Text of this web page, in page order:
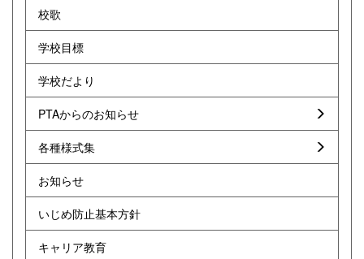
校歌
学校目標
学校だより
PTAからのお知らせ
各種様式集
お知らせ
いじめ防止基本方針
キャリア教育